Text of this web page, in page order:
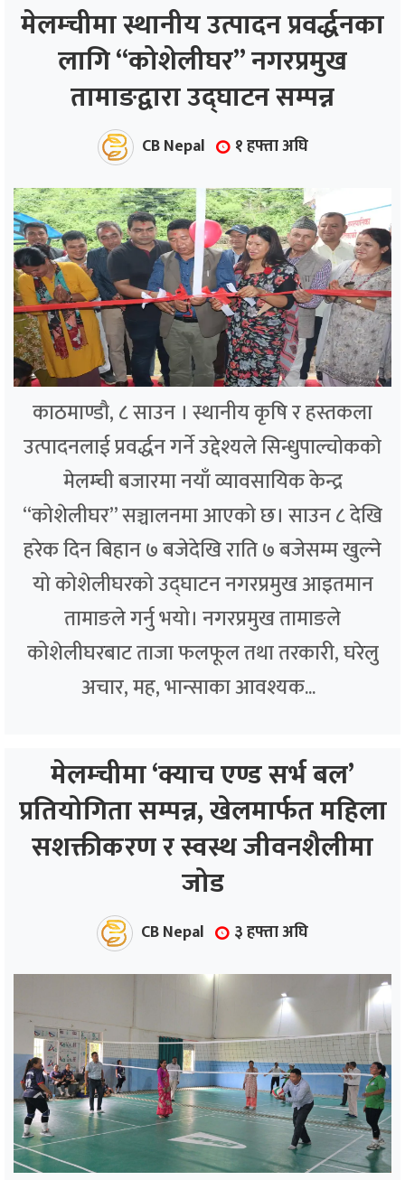
मेलम्चीमा स्थानीय उत्पादन प्रवर्द्धनका
लागि “कोशेलीघर” नगरप्रमुख
तामाङद्वारा उद्घाटन सम्पन्न
CB Nepal १ हफ्ता अघि
काठमाण्डौ, ८ साउन । स्थानीय कृषि र हस्तकला
उत्पादनलाई प्रवर्द्धन गर्ने उद्देश्यले सिन्धुपाल्चोकको
मेलम्ची बजारमा नयाँ व्यावसायिक केन्द्र
“कोशेलीघर” सञ्चालनमा आएको छ। साउन ८ देखि
हरेक दिन बिहान ७ बजेदेखि राति ७ बजेसम्म खुल्ने
यो कोशेलीघरको उद्घाटन नगरप्रमुख आइतमान
तामाङले गर्नु भयो। नगरप्रमुख तामाङले
कोशेलीघरबाट ताजा फलफूल तथा तरकारी, घरेलु
अचार, मह, भान्साका आवश्यक...
मेलम्चीमा ‘क्याच एण्ड सर्भ बल’
प्रतियोगिता सम्पन्न, खेलमार्फत महिला
सशक्तीकरण र स्वस्थ जीवनशैलीमा
जोड
CB Nepal ३ हफ्ता अघि